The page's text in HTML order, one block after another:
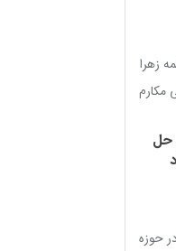
و
زهرا
مکارم
حل
حوزه